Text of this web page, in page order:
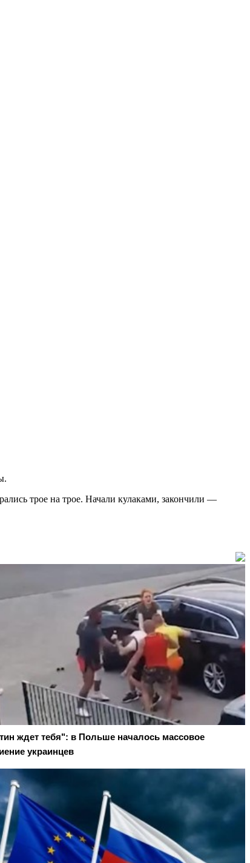
трое на трое. Начали кулаками, закончили —
ждет тебя": в Польше началось массовое
украинцев